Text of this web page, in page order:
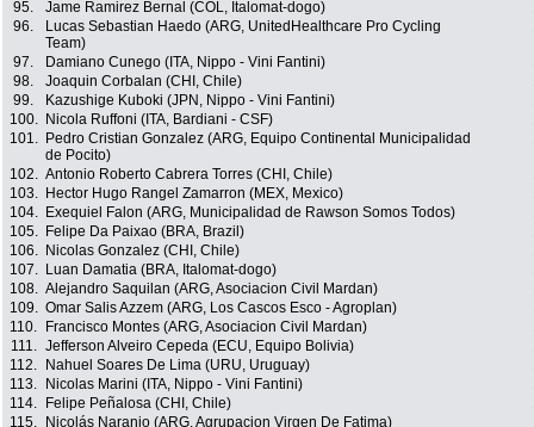
95.
Jame Ramirez Bernal (COL, Italomat-dogo)
96.
Lucas Sebastian Haedo (ARG, UnitedHealthcare Pro Cycling
Team)
97. Damiano Cunego (ITA, Nippo - Vini Fantini)
98.
Joaquin Corbalan (CHI, Chile)
99.
Kazushige Kuboki (JPN, Nippo - Vini Fantini)
100.
Nicola Ruffoni (ITA, Bardiani - CSF)
101.
Pedro Cristian Gonzalez (ARG, Equipo Continental Municipalidad
de Pocito)
102. Antonio Roberto Cabrera Torres (CHI, Chile)
103.
Hector Hugo Rangel Zamarron (MEX, Mexico)
104.
Exequiel Falon (ARG, Municipalidad de Rawson Somos Todos)
105.
Felipe Da Paixao (BRA, Brazil)
106.
Nicolas Gonzalez (CHI, Chile)
107.
Luan Damatia (BRA, Italomat-dogo)
108. Alejandro Saquilan (ARG, Asociacion Civil Mardan)
109. Omar Salis Azzem (ARG, Los Cascos Esco - Agroplan)
110.
Francisco Montes (ARG, Asociacion Civil Mardan)
111. Jefferson Alveiro Cepeda (ECU, Equipo Bolivia)
112.
Nahuel Soares De Lima (URU, Uruguay)
113.
Nicolas Marini (ITA, Nippo - Vini Fantini)
114.
Felipe Peñalosa (CHI, Chile)
115.
Nicolás Naranjo (ARG, Agrupacion Virgen De Fatima)